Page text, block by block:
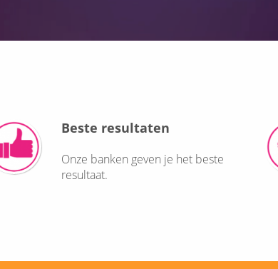
Beste resultaten
Onze banken geven je het beste
resultaat.